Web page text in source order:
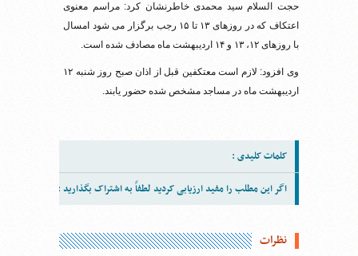
حجت السلام سید محمدی خاطرنشان کرد: مراسم معنوی
اعتکاف که در روزهای ۱۳ تا ۱۵ رجب برگزار می شود امسال
با روزهای ۱۲، ۱۳ و ۱۴ اردیبهشت ماه مصادف شده است.
وی افزود: لازم است معتکفین قبل از اذان صبح روز شنبه ۱۲
اردیبهشت ماه در مساجد مشخص شده حضور یابند.
کلمات کلیدی :
اگر این مطلب را مفید ارزیابی کردید لطفاً به اشتراک بگذارید :
نظرات